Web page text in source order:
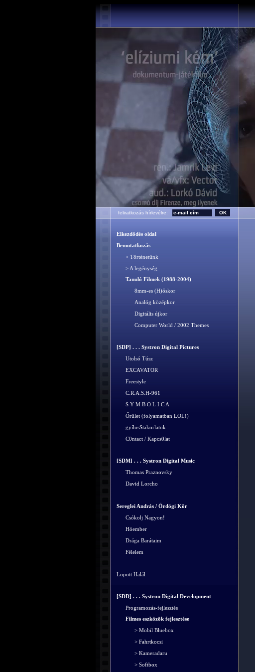
feliratkozás hírlevélre:
Elkezdődés oldal
Bemutatkozás
> Történetünk
> A legénység
Tanuló Filmek (1988-2004)
8mm-es (H)őskor
Analóg középkor
Digitális újkor
Computer World / 2002 Themes
[SDP] . . . Systron Digital Pictures
Utolsó Túsz
EXCAVATOR
Freestyle
C.R.A.S.H-961
S Y M B O L I C A
Őrület (folyamatban LOL!)
gyílusStakorlatok
C0ntact / Kapcs0lat
[SDM] . . . Systron Digital Music
Thomas Praznovsky
David Lorcho
Sereglei András / Ördögi Kör
Csókolj Nagyon!
Hóember
Drága Barátaim
Félelem
Lopott Halál
[SDD] . . . Systron Digital Development
Programozás-fejlesztés
Filmes eszközök fejlesztése
> Mobil Bluebox
> Fahrtkocsi
> Kameradaru
> Softbox